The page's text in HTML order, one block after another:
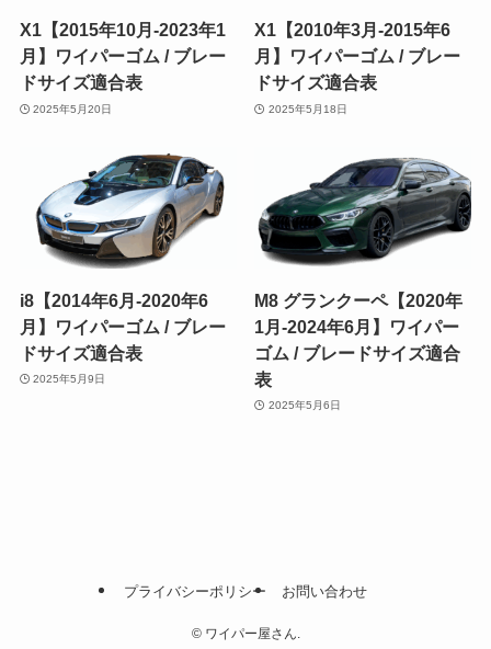
X1【2015年10月-2023年1
月】ワイパーゴム / ブレー
ドサイズ適合表
2025年5月20日
X1【2010年3月-2015年6
月】ワイパーゴム / ブレー
ドサイズ適合表
2025年5月18日
i8【2014年6月-2020年6
月】ワイパーゴム / ブレー
ドサイズ適合表
2025年5月9日
M8 グランクーペ【2020年
1月-2024年6月】ワイパー
ゴム / ブレードサイズ適合
表
2025年5月6日
プライバシーポリシー お問い合わせ
©ワイパー屋さん.